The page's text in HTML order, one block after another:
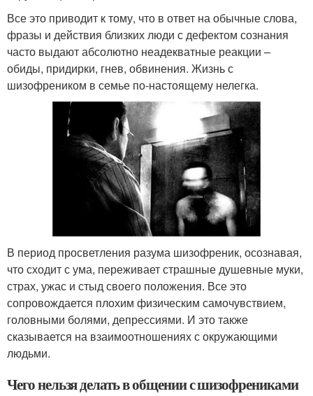
Все это приводит к тому, что в ответ на обычные слова,
фразы и действия близких люди с дефектом сознания
часто выдают абсолютно неадекватные реакции –
обиды, придирки, гнев, обвинения. Жизнь с
шизофреником в семье по-настоящему нелегка.
В период просветления разума шизофреник, осознавая,
что сходит с ума, переживает страшные душевные муки,
страх, ужас и стыд своего положения. Все это
сопровождается плохим физическим самочувствием,
головными болями, депрессиями. И это также
сказывается на взаимоотношениях с окружающими
людьми.
Чего нельзя делать в общении с шизофрениками